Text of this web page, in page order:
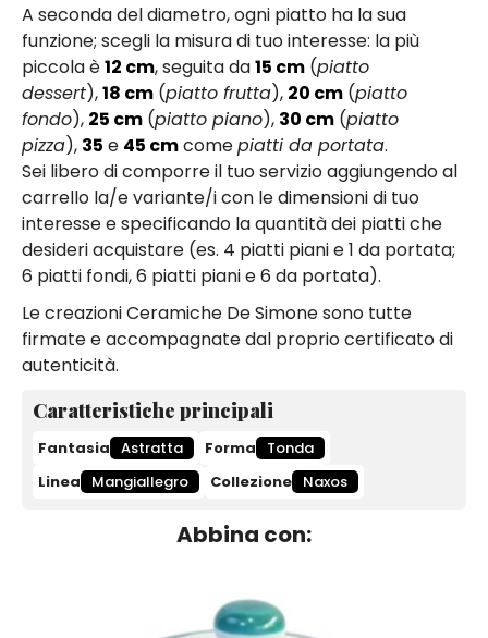
A seconda del diametro, ogni piatto ha la sua
funzione; scegli la misura di tuo interesse: la più
piccola è12 cm, seguita da15 cm (piatto
dessert),18 cm (piatto frutta), 20 cm (piatto
fondo), 25 cm (piatto piano), 30 cm (piatto
pizza), 35 e 45 cmcomepiatti da portata.
Sei libero di comporre il tuo servizio aggiungendo al
carrello la/e variante/i con le dimensioni di tuo
interesse e specificando la quantità dei piatti che
desideri acquistare (es. 4 piatti piani e 1 da portata;
6 piatti fondi, 6 piatti piani e 6 da portata).
Le creazioni Ceramiche De Simone sono tutte
firmate e accompagnate dal proprio certificato di
autenticità.
Caratteristiche principali
Fantasia Astratta Forma
Tonda
Linea
Mangiallegro Collezione Naxos
Abbina con: